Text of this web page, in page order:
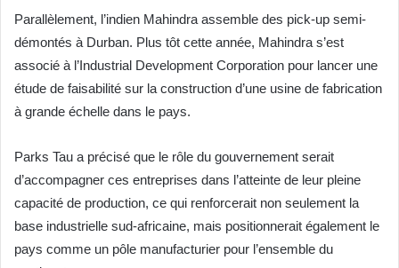
Parallèlement, l’indien Mahindra assemble des pick-up semi-
démontés à Durban. Plus tôt cette année, Mahindra s’est
associé à l’Industrial Development Corporation pour lancer une
étude de faisabilité sur la construction d’une usine de fabrication
à grande échelle dans le pays.
Parks Tau a précisé que le rôle du gouvernement serait
d’accompagner ces entreprises dans l’atteinte de leur pleine
capacité de production, ce qui renforcerait non seulement la
base industrielle sud-africaine, mais positionnerait également le
pays comme un pôle manufacturier pour l’ensemble du